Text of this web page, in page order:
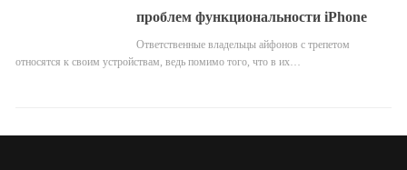
проблем функциональности iPhone
Ответственные владельцы айфонов с трепетом
относятся к своим устройствам, ведь помимо того, что в их…